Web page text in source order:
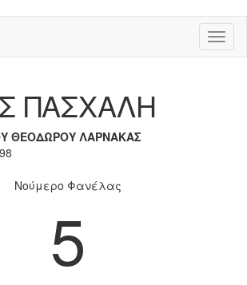
ΠΑΣΧΑΛΗ
ΘΕΟΔΩΡΟΥ ΛΑΡΝΑΚΑΣ
Νούμερο Φανέλας
5